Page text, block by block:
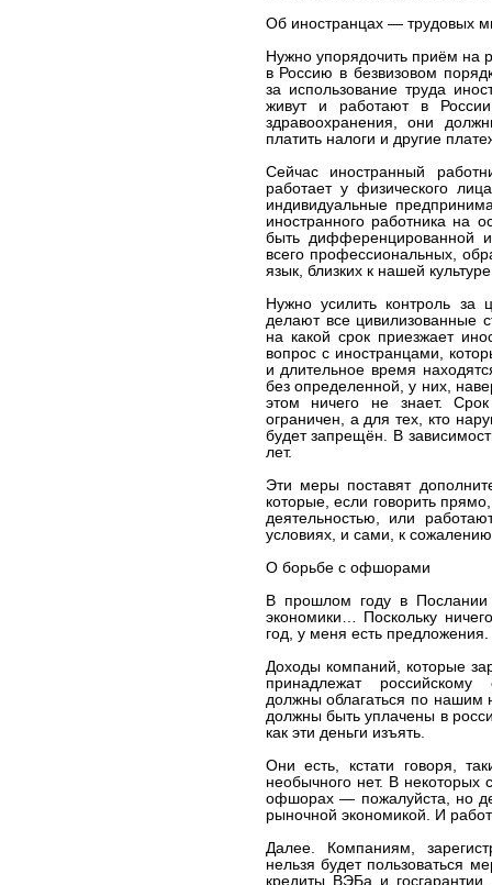
Об иностранцах — трудовых
Нужно упорядочить приём на
в Россию в безвизовом
за использование труда
живут и работают в
здравоохранения, они
платить налоги и другие
Сейчас иностранный
работает у физического
индивидуальные
иностранного работника на
быть дифференцированной
всего профессиональных,
язык, близких к нашей
Нужно усилить контроль за
делают все цивилизованные
на какой срок приезжает
вопрос с иностранцами,
и длительное время
без определенной, у них,
этом ничего не знает.
ограничен, а для тех, кто
будет запрещён. В
лет.
Эти меры поставят
которые, если говорить
деятельностью, или
условиях, и сами, к
О борьбе с офшорами
В прошлом году в
экономики… Поскольку
год, у меня есть
Доходы компаний, которые
принадлежат российскому
должны облагаться по нашим
должны быть уплачены в
как эти деньги изъять.
Они есть, кстати говоря,
необычного нет. В некоторых
офшорах — пожалуйста, но
рыночной экономикой. И
Далее. Компаниям,
нельзя будет пользоваться
кредиты ВЭБа и